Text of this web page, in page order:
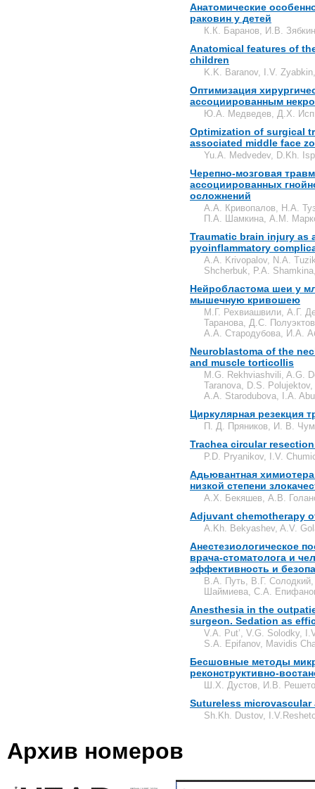
Анатомические
раковин у детей
К.К. Баранов, И.В.
Anatomical features of
children
K.K. Baranov, I.V.
Оптимизация
ассоциированным
Ю.А. Медведев, Д.Х.
Optimization of surgical
associated middle face
Yu.A. Medvedev, D.Kh.
Черепно-мозговая
ассоциированных
осложнений
А.А. Кривопалов, Н.А.
П.А. Шамкина, А.М.
Traumatic brain injury as
pyoinflammatory
A.A. Krivopalov, N.A.
Shсherbuk, P.A.
Нейробластома шеи у
мышечную кривошею
М.Г. Рехвиашвили, А.Г.
Таранова, Д.С.
А.А. Стародубова, И.А.
Neuroblastoma of the
and muscle torticollis
M.G. Rekhviashvili, A.G.
Taranova, D.S.
A.A. Starodubova, I.A.
Циркулярная резекция
П. Д. Пряников, И. В.
Trachea circular
P.D. Pryanikov, I.V.
Адьювантная
низкой степени
А.Х. Бекяшев, А.В.
Adjuvant chemotherapy
A.Kh. Bekyashev, A.V.
Анестезиологическое
врача-стоматолога и
эффективность и
В.А. Путь, В.Г.
Шаймиева, С.А.
Anesthesia in the
surgeon. Sedation as
V.A. Put’, V.G. Solodky,
S.A. Epifanov, Mavidis
Бесшовные методы
реконструктивно-
Ш.Х. Дустов, И.В.
Sutureless
Sh.Kh. Dustov,
Архив номеров